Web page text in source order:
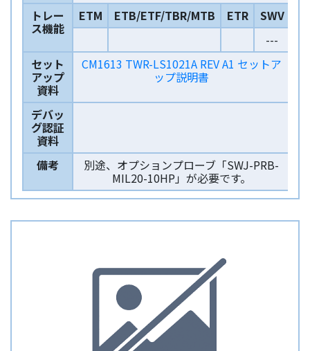
トレー
ス機能
ETM ETB/ETF/TBR/MTB ETR
SWV
---
セット
アップ
資料
CM1613 TWR-LS1021A REV A1 セットア
ップ説明書
デバッ
グ認証
資料
備考
別途、オプションプローブ「SWJ-PRB-
MIL20-10HP」が必要です。